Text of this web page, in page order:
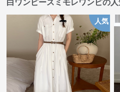
白ワンピースミモレワンピの
人気